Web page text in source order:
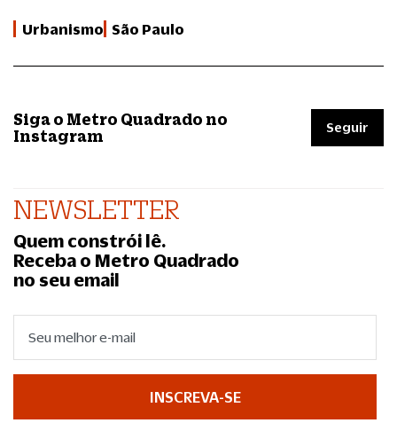
Urbanismo São Paulo
Siga o Metro Quadrado no
Instagram
Seguir
NEWSLETTER
Quem constrói lê.
Receba o Metro Quadrado
no seu email
INSCREVA-SE